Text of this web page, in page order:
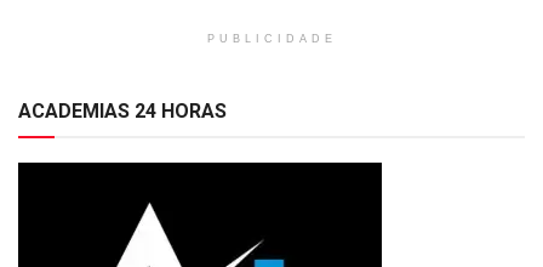
PUBLICIDADE
ACADEMIAS 24 HORAS